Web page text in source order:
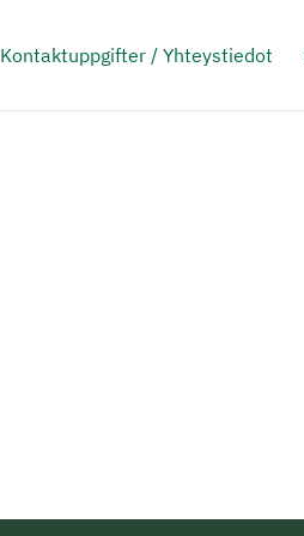
Kontaktuppgifter / Yhteystiedot